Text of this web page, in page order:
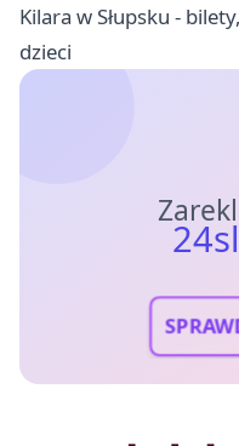
Kilara w Słupsku -
dzieci